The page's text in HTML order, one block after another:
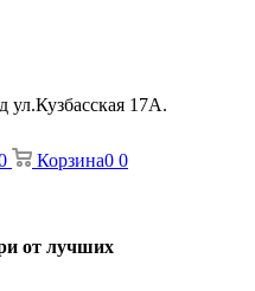
17А.
Корзина0 0
от лучших